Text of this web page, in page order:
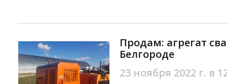
Продам: агрегат
Белгороде
23 ноября 2022 г. в